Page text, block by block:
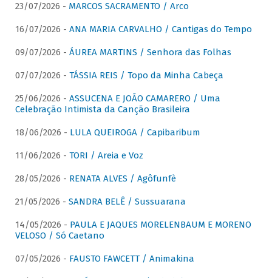
23/07/2026 - MARCOS SACRAMENTO / Arco
16/07/2026 - ANA MARIA CARVALHO / Cantigas do Tempo
09/07/2026 - ÁUREA MARTINS / Senhora das Folhas
07/07/2026 - TÁSSIA REIS / Topo da Minha Cabeça
25/06/2026 - ASSUCENA E JOÃO CAMARERO / Uma
Celebração Intimista da Canção Brasileira
18/06/2026 - LULA QUEIROGA / Capibaribum
11/06/2026 - TORI / Areia e Voz
28/05/2026 - RENATA ALVES / Agôfunfè
21/05/2026 - SANDRA BELÊ / Sussuarana
14/05/2026 - PAULA E JAQUES MORELENBAUM E MORENO
VELOSO / Só Caetano
07/05/2026 - FAUSTO FAWCETT / Animakina